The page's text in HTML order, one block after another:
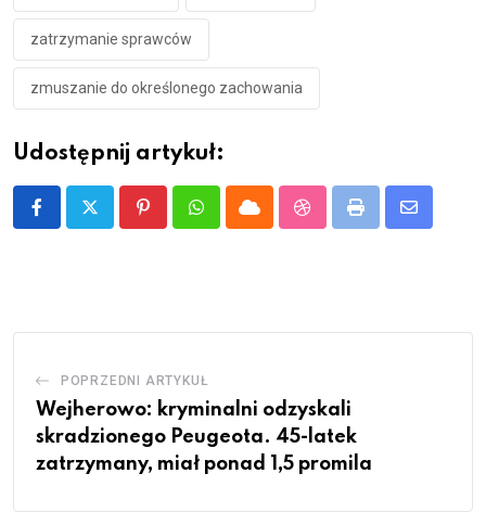
zatrzymanie sprawców
zmuszanie do określonego zachowania
Udostępnij artykuł:
PinterestWhatsappCloud StumbleUpon
Print
Share
POPRZEDNI ARTYKUŁ
Wejherowo: kryminalni odzyskali
skradzionego Peugeota. 45-latek
zatrzymany, miał ponad 1,5 promila